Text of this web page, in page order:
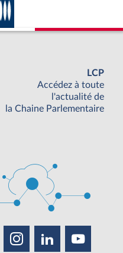
LCP
Accédez à toute
l'actualité de
la Chaine Parlementaire